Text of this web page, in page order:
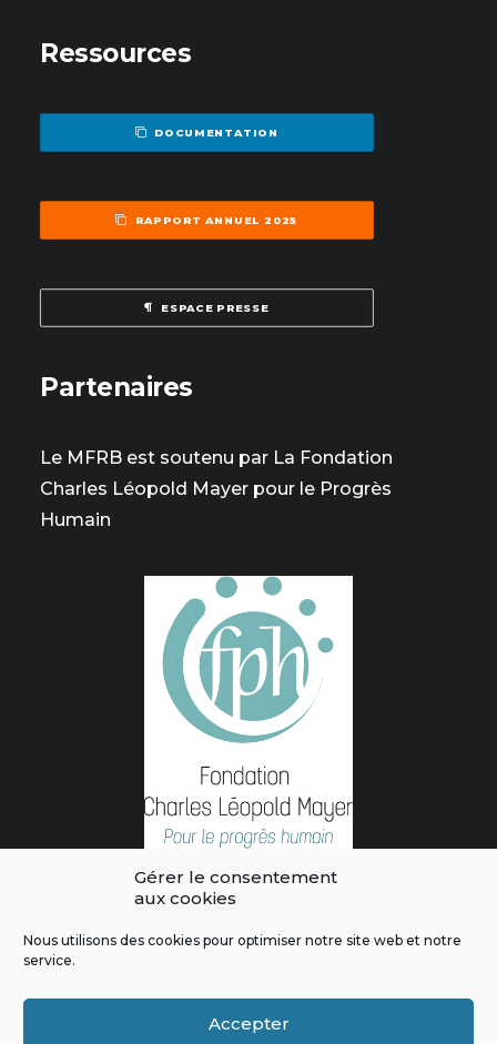
Gérer le consentement
aux cookies
Nous utilisons des cookies pour optimiser notre site web et notre
service.
Accepter
Ressources
DOCUMENTATION
RAPPORT ANNUEL 2025
ESPACE PRESSE
Partenaires
Le MFRB est soutenu par La Fondation
Charles Léopold Mayer pour le Progrès
Humain
L'intégralité des contenus de ce site sont publiés sous licence
|Politique de confidentialité